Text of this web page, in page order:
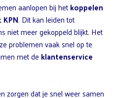
aanlopen bij hetkoppelen
. Dit kan leiden tot
niet meer gekoppeld blijkt. Het
problemen vaak snel op te
met deklantenservice
zorgen dat je snel weer samen